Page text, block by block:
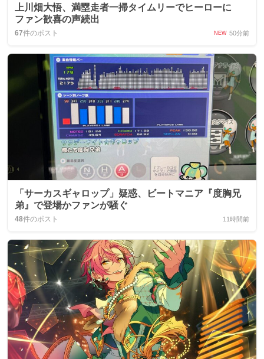
上川畑大悟、満塁走者一掃タイムリーでヒーローに
ファン歓喜の声続出
67件のポスト NEW 50分前
「サーカスギャロップ」疑惑、ビートマニア『度胸兄
弟』で登場かファンが騒ぐ
48件のポスト 11時間前